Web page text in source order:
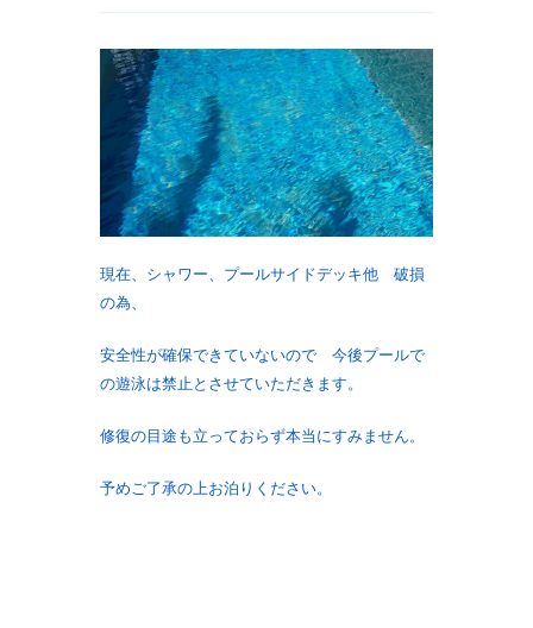
現在、シャワー、プールサイドデッキ他 破損
の為、
安全性が確保できていないので 今後プールで
の遊泳は禁止とさせていただきます。
修復の目途も立っておらず本当にすみません。
予めご了承の上お泊りください。